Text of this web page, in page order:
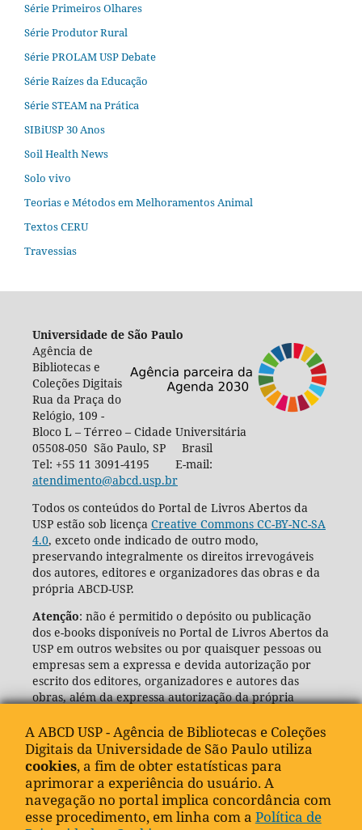
Série Primeiros Olhares
Série Produtor Rural
Série PROLAM USP Debate
Série Raízes da Educação
Série STEAM na Prática
SIBiUSP 30 Anos
Soil Health News
Solo vivo
Teorias e Métodos em Melhoramentos Animal
Textos CERU
Travessias
Universidade de São Paulo
Agência de
Bibliotecas e
Coleções Digitais
Rua da Praça do
Relógio, 109 -
Bloco L – Térreo – Cidade Universitária
05508-050 São Paulo, SP Brasil
Tel: +55 11 3091-4195 E-mail:
atendimento@abcd.usp.br
Todos os conteúdos do Portal de Livros Abertos da
USP estão sob licença Creative Commons CC-BY-NC-SA
4.0, exceto onde indicado de outro modo,
preservando integralmente os direitos irrevogáveis
dos autores, editores e organizadores das obras e da
própria ABCD-USP.
Atenção: não é permitido o depósito ou publicação
dos e-books disponíveis no Portal de Livros Abertos da
USP em outros websites ou por quaisquer pessoas ou
empresas sem a expressa e devida autorização por
escrito dos editores, organizadores e autores das
obras, além da expressa autorização da própria
(ABCD-USP).
A ABCD USP - Agência de Bibliotecas e Coleções
Digitais da Universidade de São Paulo utiliza
cookies, a fim de obter estatísticas para
aprimorar a experiência do usuário. A
navegação no portal implica concordância com
esse procedimento, em linha com a Política de